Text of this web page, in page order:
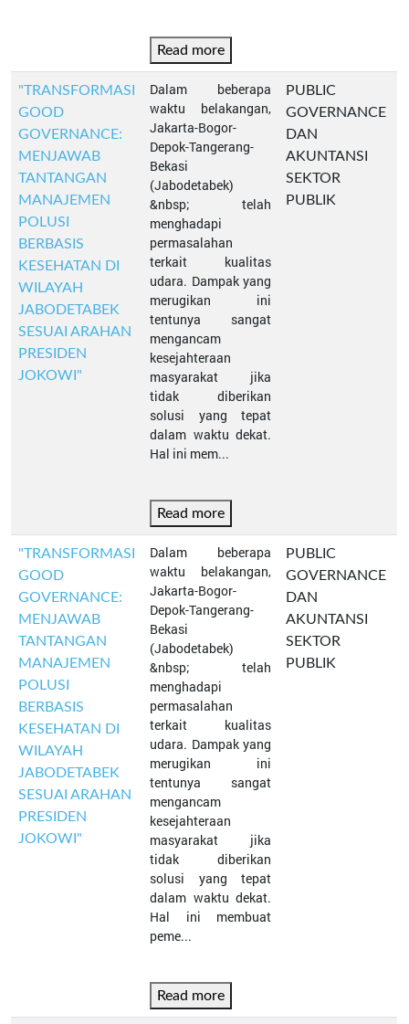
Read more
"TRANSFORMASI
GOOD
GOVERNANCE:
MENJAWAB
TANTANGAN
MANAJEMEN
POLUSI
BERBASIS
KESEHATAN DI
WILAYAH
JABODETABEK
SESUAI ARAHAN
PRESIDEN
JOKOWI"
Dalam beberapa
waktu belakangan,
Jakarta-Bogor-
Depok-Tangerang-
Bekasi
(Jabodetabek)
&nbsp; telah
menghadapi
permasalahan
terkait kualitas
udara. Dampak yang
merugikan ini
tentunya sangat
mengancam
kesejahteraan
masyarakat jika
tidak diberikan
solusi yang tepat
dalam waktu dekat.
Hal ini mem...
Read more
PUBLIC
GOVERNANCE
DAN
AKUNTANSI
SEKTOR
PUBLIK
"TRANSFORMASI
GOOD
GOVERNANCE:
MENJAWAB
TANTANGAN
MANAJEMEN
POLUSI
BERBASIS
KESEHATAN DI
WILAYAH
JABODETABEK
SESUAI ARAHAN
PRESIDEN
JOKOWI"
Dalam beberapa
waktu belakangan,
Jakarta-Bogor-
Depok-Tangerang-
Bekasi
(Jabodetabek)
&nbsp; telah
menghadapi
permasalahan
terkait kualitas
udara. Dampak yang
merugikan ini
tentunya sangat
mengancam
kesejahteraan
masyarakat jika
tidak diberikan
solusi yang tepat
dalam waktu dekat.
Hal ini membuat
peme...
Read more
PUBLIC
GOVERNANCE
DAN
AKUNTANSI
SEKTOR
PUBLIK